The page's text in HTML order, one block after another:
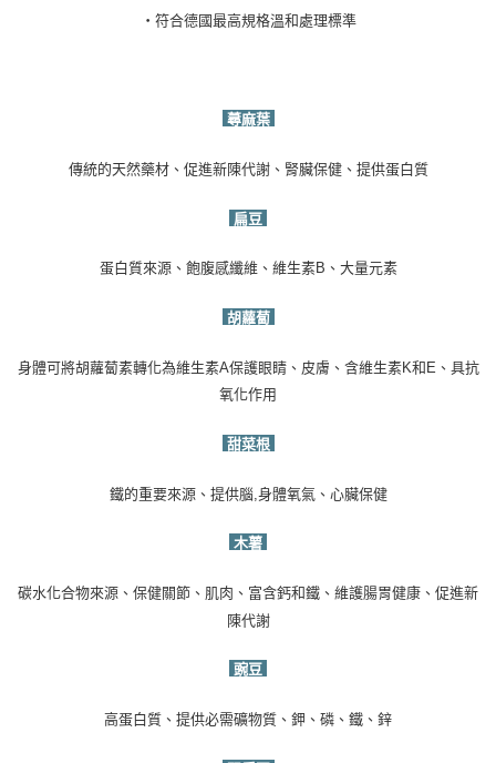
・ 符合德國最高規格溫和處理標準
蕁麻葉
傳統的天然藥材、促進新陳代謝、腎臟保健、提供蛋白質
扁豆
蛋白質來源、飽腹感纖維、維生素B 、大量元素
胡蘿蔔
身體可將胡蘿蔔素轉化為維生素A保護眼睛、皮膚、含維生素K和E 、具抗
氧化作用
甜菜根
鐵的重要來源、提供腦, 身體氧氣、心臟保健
木薯
碳水化合物來源、保健關節、肌肉、富含鈣和鐵、維護腸胃健康、促進新
陳代謝
豌豆
高蛋白質、提供必需礦物質、鉀、磷、鐵、鋅